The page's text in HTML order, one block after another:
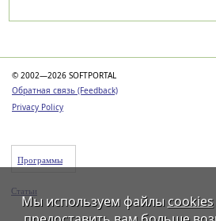
© 2002—2026 SOFTPORTAL
Обратная связь (Feedback)
Privacy Policy
Программы
Статьи
Мы используем файлы cookies